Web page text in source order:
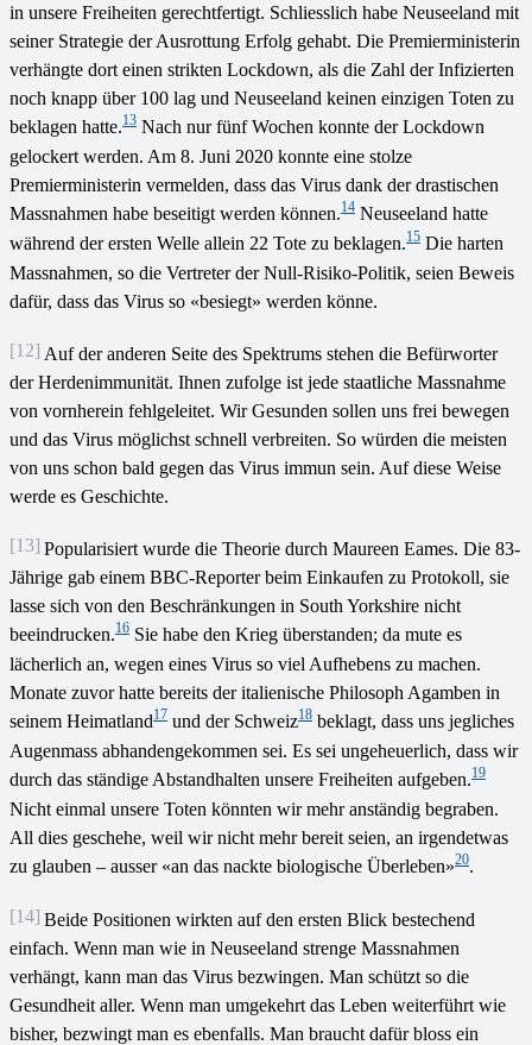
in unsere Freiheiten gerechtfertigt. Schliesslich habe Neuseeland mit
seiner Strategie der Ausrottung Erfolg gehabt. Die Premierministerin
verhängte dort einen strikten Lockdown, als die Zahl der Infizierten
noch knapp über 100 lag und Neuseeland keinen einzigen Toten zu
beklagen hatte.13 Nach nur fünf Wochen konnte der Lockdown
gelockert werden. Am 8. Juni 2020 konnte eine stolze
Premierministerin vermelden, dass das Virus dank der drastischen
Massnahmen habe beseitigt werden können.14 Neuseeland hatte
während der ersten Welle allein 22 Tote zu beklagen.15 Die harten
Massnahmen, so die Vertreter der Null-Risiko-Politik, seien Beweis
dafür, dass das Virus so «besiegt» werden könne.
[12] Auf der anderen Seite des Spektrums stehen die Befürworter
der Herdenimmunität. Ihnen zufolge ist jede staatliche Massnahme
von vornherein fehlgeleitet. Wir Gesunden sollen uns frei bewegen
und das Virus möglichst schnell verbreiten. So würden die meisten
von uns schon bald gegen das Virus immun sein. Auf diese Weise
werde es Geschichte.
[13] Popularisiert wurde die Theorie durch Maureen Eames. Die 83-
Jährige gab einem BBC-Reporter beim Einkaufen zu Protokoll, sie
lasse sich von den Beschränkungen in South Yorkshire nicht
beeindrucken.16 Sie habe den Krieg überstanden; da mute es
lächerlich an, wegen eines Virus so viel Aufhebens zu machen.
Monate zuvor hatte bereits der italienische Philosoph Agamben in
seinem Heimatland17 und der Schweiz18 beklagt, dass uns jegliches
Augenmass abhandengekommen sei. Es sei ungeheuerlich, dass wir
durch das ständige Abstandhalten unsere Freiheiten aufgeben.19
Nicht einmal unsere Toten könnten wir mehr anständig begraben.
All dies geschehe, weil wir nicht mehr bereit seien, an irgendetwas
zu glauben – ausser «an das nackte biologische Überleben»20.
[14] Beide Positionen wirkten auf den ersten Blick bestechend
einfach. Wenn man wie in Neuseeland strenge Massnahmen
verhängt, kann man das Virus bezwingen. Man schützt so die
Gesundheit aller. Wenn man umgekehrt das Leben weiterführt wie
bisher, bezwingt man es ebenfalls. Man braucht dafür bloss ein